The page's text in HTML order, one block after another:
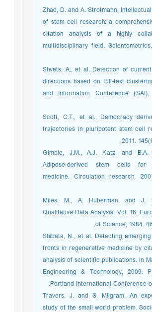
30. Zhao, D. and A. Strotmann,
of stem cell research: a
citation analysis of a highly
multidisciplinary field.
31. Shvets, A., et al. Detection of
directions based on full-text
and Information Conference
32. Scott, C.T., et al., Democracy
trajectories in pluripotent stem cell
2011.
33. Gimble, J.M., A.J. Katz, and
Adipose-derived stem cells for
medicine. Circulation research,
34. Miles, M., A. Huberman, and J.
Qualitative Data Analysis, Vol. 16.
of Science, 1984.
35. Shibata, N., et al. Detecting
fronts in regenerative medicine by
analysis of scientific publications. in
Engineering & Technology, 2009.
Portland International Conference
36. Travers, J. and S. Milgram, An
study of the small world problem.